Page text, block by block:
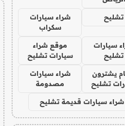
تشليح
شراء سيارات
سكراب
سيارات
تشليح
موقع شراء
سيارات تشليح
يشترون
تشليح
شراء سيارات
مصدومة
شراء سيارات قديمة تشليح